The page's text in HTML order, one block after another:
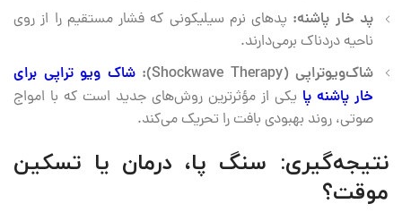
پد خار پاشنه: پدهای نرم سیلیکونی که فشار مستقیم را از روی
ناحیه دردناک برمی‌دارند.
شاک‌ویوتراپی (Shockwave Therapy):
شاک ویو تراپی برای
خار پاشنه پا یکی از مؤثرترین روش‌های جدید است که با امواج
صوتی، روند بهبودی بافت را تحریک می‌کند.
نتیجه‌گیری: سنگ پا، درمان یا تسکین
موقت؟